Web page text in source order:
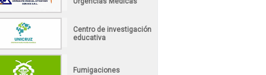
Centro de investigación
educativa
Fumigaciones